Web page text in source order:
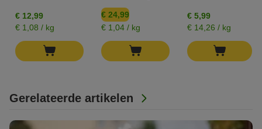
Gerelateerde artikelen
€ 12,99
€ 1,08 / kg
€ 24,99
€ 1,04 / kg
€ 5,99
€ 14,26 / kg